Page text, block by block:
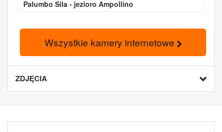
Palumbo Sila - jezioro Ampollino
Wszystkie kamery internetowe
ZDJĘCIA